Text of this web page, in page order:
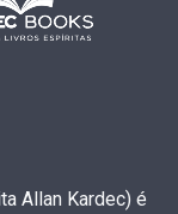
Allan Kardec) é